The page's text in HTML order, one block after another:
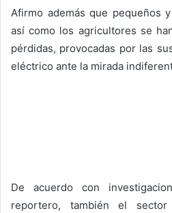
Afirmo además que pequeños
así como los agricultores se
pérdidas, provocadas por las
eléctrico ante la mirada
De acuerdo con
reportero, también el